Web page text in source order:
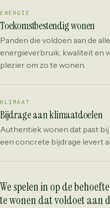
ENERGIE
Toekomstbestendig wonen
Panden die voldoen aan de
energieverbruik, kwaliteit en
plezier om zo te wonen.
KLIMAAT
Bijdrage aan klimaatdoelen
Authentiek wonen dat past
een concrete bijdrage levert
We spelen in op de
te wonen dat voldoet aan